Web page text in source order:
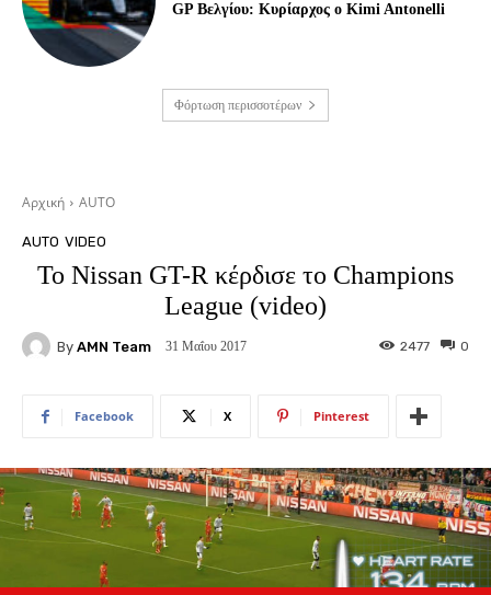
GP Βελγίου: Κυρίαρχος ο Kimi Antonelli
Φόρτωση περισσοτέρων